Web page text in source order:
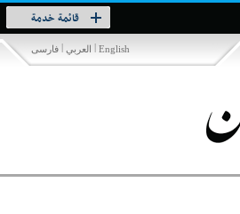
قائمة خدمة
Toggle
navigation
فارسی | العربي | English